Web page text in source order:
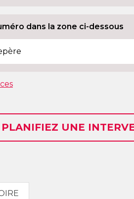
dans la zone ci-dessous
PLANIFIEZ UNE